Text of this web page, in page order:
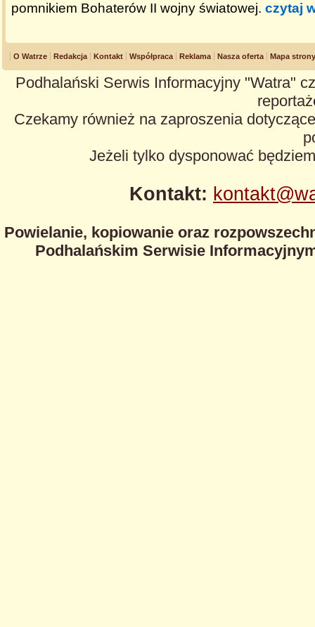
pomnikiem Bohaterów II wojny światowej. czytaj
O Watrze Redakcja Kontakt Współpraca Reklama Nasza oferta Mapa strony
Podhalański Serwis Informacyjny "Watra"
Czekamy również na zaproszenia
Jeżeli tylko dysponować
Kontakt:
Powielanie, kopiowanie oraz
Podhalańskim Serwisie